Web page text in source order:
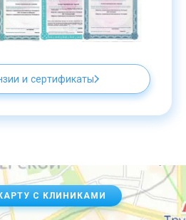
и сертификаты
С КЛИНИКАМИ